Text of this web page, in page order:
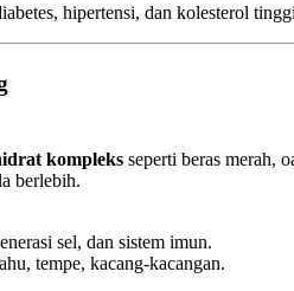
hipertensi, dan kolesterol
kompleks seperti beras merah,
berlebih.
sel, dan sistem imun.
tempe, kacang-kacangan.